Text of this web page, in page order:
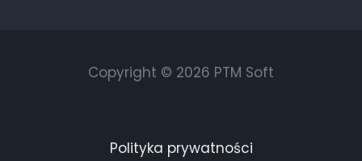
Copyright © 2026 PTM Soft
Polityka prywatności